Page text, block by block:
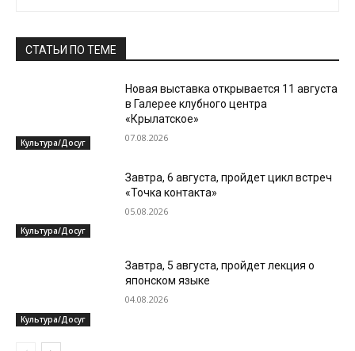
СТАТЬИ ПО ТЕМЕ
Культура/Досуг
Новая выставка открывается 11 августа
в Галерее клубного центра
«Крылатское»
07.08.2026
Культура/Досуг
Завтра, 6 августа, пройдет цикл встреч
«Точка контакта»
05.08.2026
Культура/Досуг
Завтра, 5 августа, пройдет лекция о
японском языке
04.08.2026